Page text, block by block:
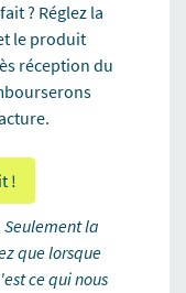
? Réglez la
le produit
réception du
!
la
que lorsque
ce qui nous